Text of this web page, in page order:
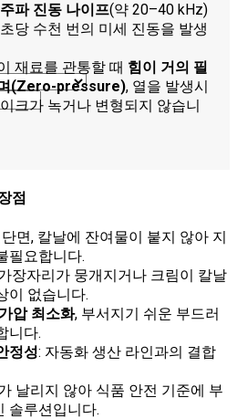
파 진동 나이프(약 20–40 kHz)
당 수천 번의 미세 진동을 발생
재료를 관통할 때 힘이 거의 필
(Zero-pressure), 열을 발생시
크가 녹거나 변형되지 않습니
점
면, 칼날에 잔여물이 붙지 않아 지
필요합니다.
장자리가 뭉개지거나 크림이 칼날
이 없습니다.
압 최소화, 부서지기 쉬운 부드러
니다.
정성: 자동화 생산 라인과의 결합
날리지 않아 식품 안전 기준에 부
솔루션입니다.